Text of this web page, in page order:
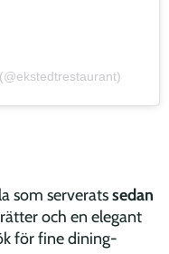
som serveratssedan
och en elegant
för fine dining-